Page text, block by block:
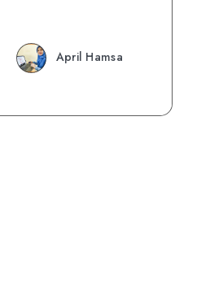
April Hamsa